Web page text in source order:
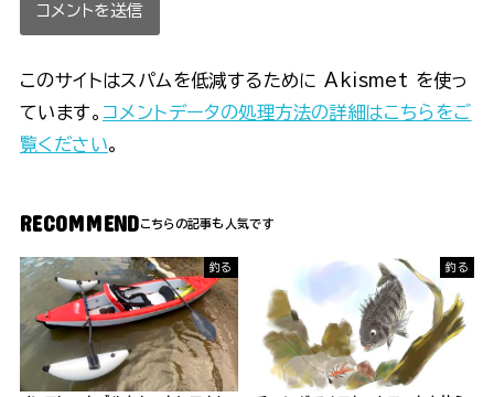
このサイトはスパムを低減するために Akismet を使っ
ています。 コメントデータの処理方法の詳細はこちらをご
覧ください。
RECOMMEND
釣る 釣る